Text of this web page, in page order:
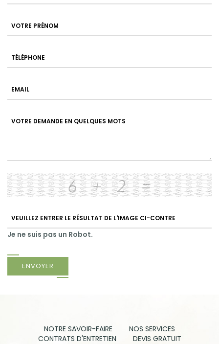
Je ne suis pas un Robot.
ENVOYER
NOTRE SAVOIR-FAIRE
NOS SERVICES
CONTRATS D'ENTRETIEN
DEVIS GRATUIT